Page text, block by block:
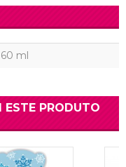
60 ml
ESTE PRODUTO